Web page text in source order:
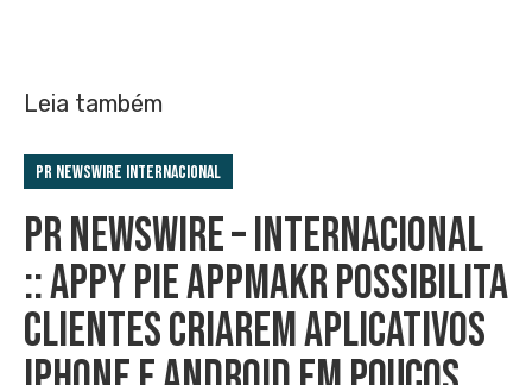
Leia também
PR Newswire Internacional
PR NEWSWIRE – INTERNACIONAL
:: APPY PIE APPMAKR POSSIBILITA
CLIENTES CRIAREM APLICATIVOS